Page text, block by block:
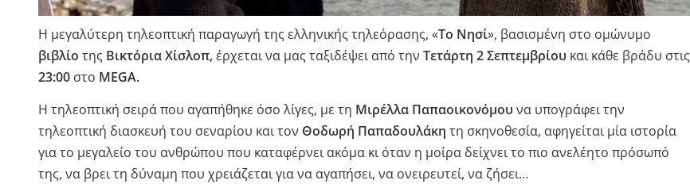
Η μεγαλύτερη τηλεοπτική παραγωγή της ελληνικής τηλεόρασης, «Το Νησί», βασισμένη στο ομώνυμο
βιβλίο της Βικτόρια Χίσλοπ,έρχεται να μας ταξιδέψει από την Τετάρτη 2 Σεπτεμβρίου και κάθε βράδυ στις
23:00 στο MEGA.
Η τηλεοπτική σειρά που αγαπήθηκε όσο λίγες, με τη Μιρέλλα Παπαοικονόμουνα υπογράφει την
τηλεοπτική διασκευή του σεναρίου και τον Θοδωρή Παπαδουλάκη τη σκηνοθεσία, αφηγείται μία ιστορία
για το μεγαλείο του ανθρώπου που καταφέρνει ακόμα κι όταν η μοίρα δείχνει το πιο ανελέητο πρόσωπό
της, να βρει τη δύναμη που χρειάζεται για να αγαπήσει, να ονειρευτεί, να ζήσει…